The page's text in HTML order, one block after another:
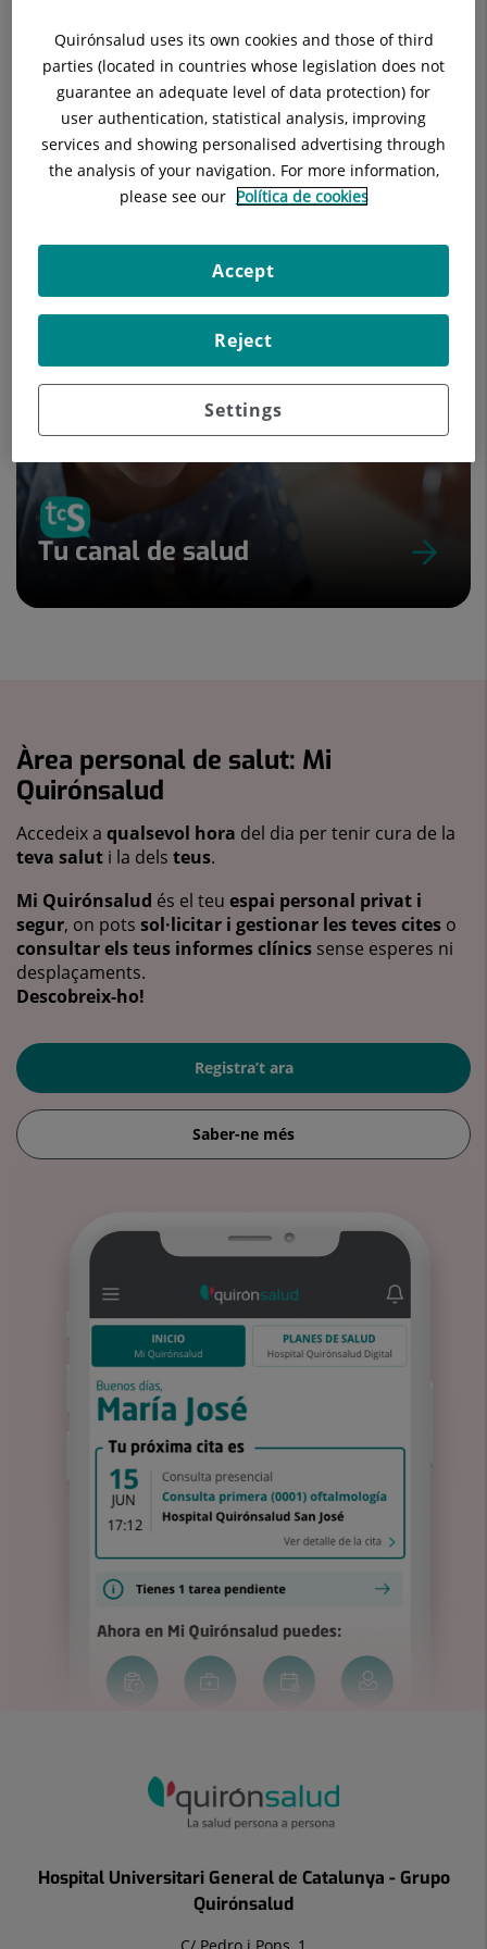
Els nostres blogs
Tu canal de salud
Àrea personal de salut: Mi
Quirónsalud
Accedeix a qualsevol hora del dia per tenir cura de la
teva salut i la dels teus.
Mi Quirónsalud és el teu espai personal privat i
segur, on pots sol·licitar i gestionar les teves cites o
consultar els teus informes clínics sense esperes ni
desplaçaments.
Descobreix-ho!
Registra’t ara
Saber-ne més
Hospital Universitari General de Catalunya - Grupo
Quirónsalud
Quirónsalud uses its own cookies and those of third
parties (located in countries whose legislation does not
guarantee an adequate level of data protection) for
user authentication, statistical analysis, improving
services and showing personalised advertising through
the analysis of your navigation. For more information,
please see our Política de cookies
Settings
Reject
Accept